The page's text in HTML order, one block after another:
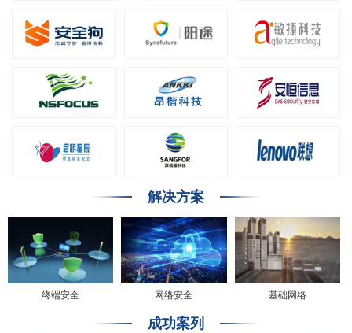
解决方案
终端安全 网络安全 基础网络
成功案列